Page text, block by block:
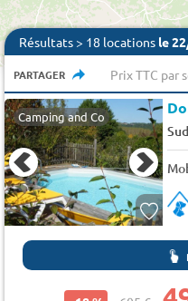
Résultats > 18 locations le
PARTAGER Prix TTC par
Camping and Co